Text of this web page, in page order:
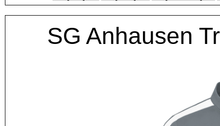
SG Anhausen